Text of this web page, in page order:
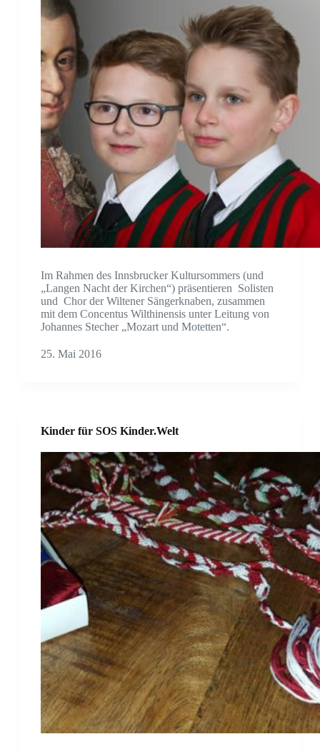
Im Rahmen des Innsbrucker Kultursommers (und
„Langen Nacht der Kirchen“) präsentieren Solisten
und Chor der Wiltener Sängerknaben, zusammen
mit dem Concentus Wilthinensis unter Leitung von
Johannes Stecher „Mozart und Motetten“.
25. Mai 2016
Kinder für SOS Kinder.Welt